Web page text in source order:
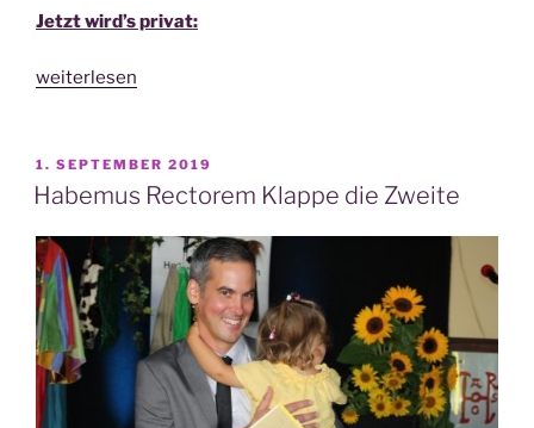
Jetzt wird’s pri­vat:
„Wir
neue
Schul­
te­
rin!“
weiterlesen
VERÖFFENTLICHT
AM
1. SEPTEMBER 2019
Habemus Rectorem Klappe die Zweite